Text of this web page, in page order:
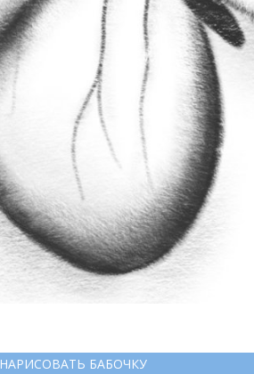
НАРИСОВАТЬ БАБОЧКУ